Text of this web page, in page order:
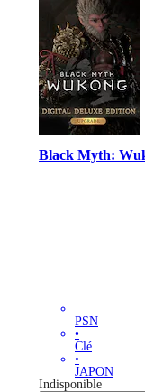
Black Myth:
PSN
•
Clé
•
JAPON
Indisponible